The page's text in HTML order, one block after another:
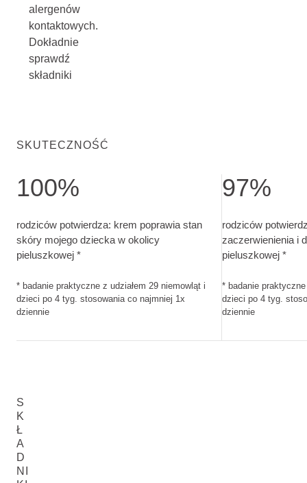
alergenów
kontaktowych.
Dokładnie
sprawdź
składniki
SKUTECZNOŚĆ
100%
rodziców potwierdza: krem poprawia stan
skóry mojego dziecka w okolicy
pieluszkowej *
* badanie praktyczne z udziałem 29 niemowląt i
dzieci po 4 tyg. stosowania co najmniej 1x
dziennie
97%
rodziców
zaczerwienienia i
pieluszkowej *
* badanie
dzieci po 4 tyg.
dziennie
S
K
Ł
A
D
NI